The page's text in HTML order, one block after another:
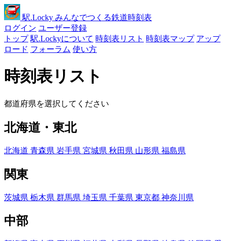
駅.Locky みんなでつくる鉄道時刻表
ログイン ユーザー登録
トップ 駅.Lockyについて 時刻表リスト 時刻表マップ アップ
ロード フォーラム 使い方
時刻表リスト
都道府県を選択してください
北海道・東北
北海道 青森県 岩手県 宮城県 秋田県 山形県 福島県
関東
茨城県 栃木県 群馬県 埼玉県 千葉県 東京都 神奈川県
中部